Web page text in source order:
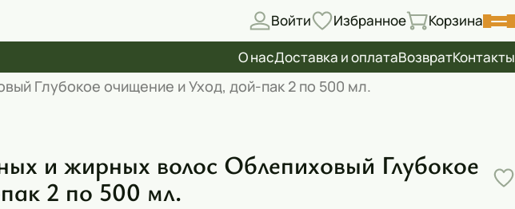
Войти Избранное Корзина
О насДоставка и оплатаВозвратКонтакты
Глубокое очищение и Уход, дой-пак 2 по 500 мл.
и жирных волос Облепиховый Глубокое
2 по 500 мл.